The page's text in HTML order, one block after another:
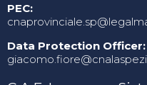
PEC:
Data Protection Officer: